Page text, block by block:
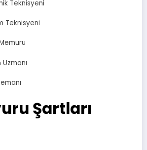
Teknisyeni
Teknisyeni
Şartları